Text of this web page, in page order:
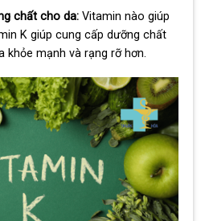
chất cho da: Vitamin nào giúp
K giúp cung cấp dưỡng chất
khỏe mạnh và rạng rỡ hơn.